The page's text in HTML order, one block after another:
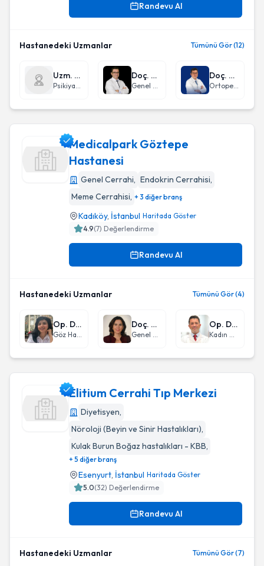
Randevu Al
Hastanedeki Uzmanlar Tümünü Gör (12)
Uzm. Dr. Güneş Şayan Can
Psikiyatri
Doç. Dr. Bahadır Osman Bozkırlı
Genel Cerrahi
Doç. Dr. Altuğ Yücekul
Ortopedi ve Travmatoloji
Medicalpark Göztepe
Hastanesi
Genel Cerrahi, Endokrin Cerrahisi,
Meme Cerrahisi, + 3 diğer branş
Kadıköy, İstanbul Haritada Göster
4.9(7) Değerlendirme
Randevu Al
Hastanedeki Uzmanlar Tümünü Gör (4)
Op. Dr. Lamia Chandırlı
Göz Hastalıkları
Doç. Dr. Nihan Turhan
Genel Cerrahi
Op. Dr. Özgür Uzun
Kadın Hastalıkları ve Doğum
Elitium Cerrahi Tıp Merkezi
Diyetisyen,
Nöroloji (Beyin ve Sinir Hastalıkları),
Kulak Burun Boğaz hastalıkları - KBB,
+ 5 diğer branş
Esenyurt, İstanbul Haritada Göster
5.0(32) Değerlendirme
Randevu Al
Hastanedeki Uzmanlar Tümünü Gör (7)